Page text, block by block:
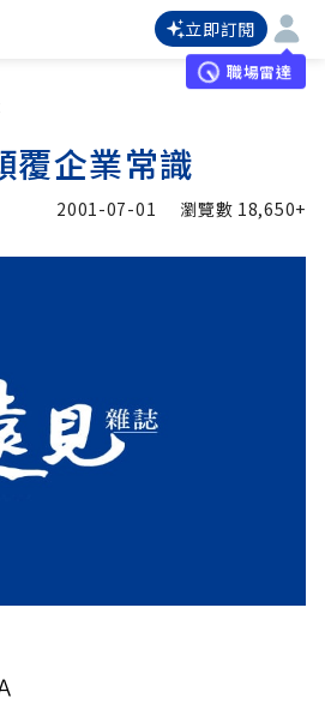
立即訂閱
職場雷達
覆企業常識
2001-07-01 瀏覽數 18,650+